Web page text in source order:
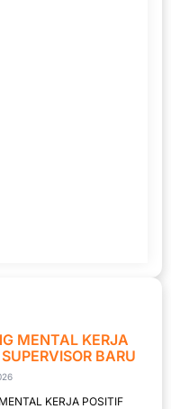
MENTAL KERJA
BARU
KERJA POSITIF